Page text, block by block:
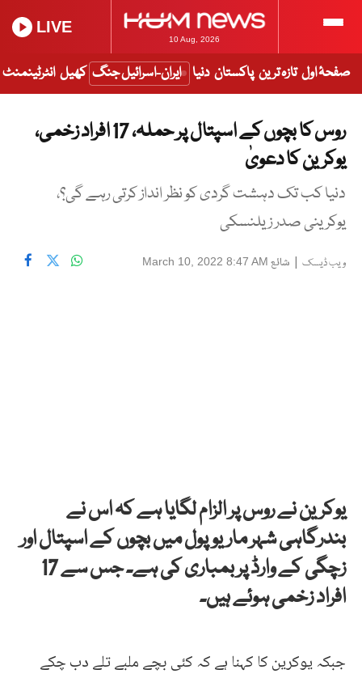
10 Aug, 2026
LIVE
صفحۂ اول تازہ ترین پاکستان دنیا ایران-اسرائیل جنگ کھیل انٹرٹینمنٹ
روس کا بچوں کے اسپتال پر حملہ، 17 افراد زخمی،
یوکرین کا دعویٰ
دنیا کب تک دہشت گردی کو نظر انداز کرتی رہے گی؟،
یوکرینی صدر زیلنسکی
ویب ڈیسک | شائع March 10, 2022 8:47 AM
یوکرین نے روس پر الزام لگایا ہے کہ اس نے
بندرگاہی شہر ماریوپول میں بچوں کے اسپتال اور
زچگی کے وارڈ پر بمباری کی ہے۔ جس سے 17
افراد زخمی ہوئے ہیں۔
جبکہ یوکرین کا کہنا ہے کہ کئی بچے ملبے تلے دب چکے